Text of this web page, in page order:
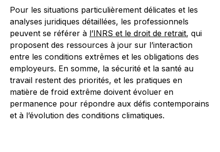
Pour les situations particulièrement délicates et les
analyses juridiques détaillées, les professionnels
peuvent se référer à l’INRS et le droit de retrait, qui
proposent des ressources à jour sur l’interaction
entre les conditions extrêmes et les obligations des
employeurs. En somme, la sécurité et la santé au
travail restent des priorités, et les pratiques en
matière de froid extrême doivent évoluer en
permanence pour répondre aux défis contemporains
et à l’évolution des conditions climatiques.